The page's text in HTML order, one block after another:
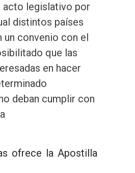
acto legislativo por
distintos países
convenio con el
que las
en hacer
deban cumplir con
ofrece la Apostilla